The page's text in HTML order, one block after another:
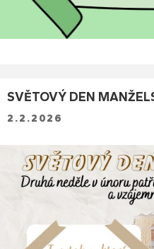
SVĚTOVÝ DEN
2.2.2026